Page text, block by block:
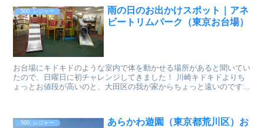
500. レジャー
雨の日のお出かけスポット｜アネ
ビートリムパーク（東京お台場）
お台場にキドキドのような室内で体を動かせる場所があると聞いてい
たので、日曜日に初チャレンジしてきました！ 川崎キドキドよりち
ょっとお値段が高いのと、大田区の我が家からちょっと遠いのです
500. レジャー
あらかわ遊園（東京都荒川区）お